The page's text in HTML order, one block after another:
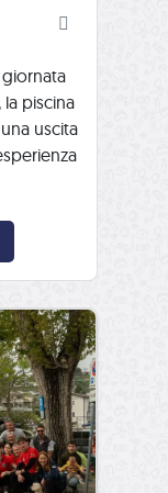
piscina
uscita